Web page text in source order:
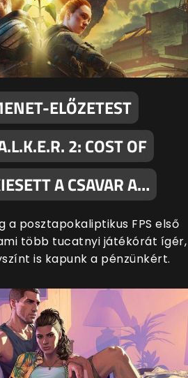
ELŐZETEST
2: COST OF
A CSAVAR A…
a posztapokaliptikus FPS első
több tucatnyi játékórát ígér,
is kapunk a pénzünkért.